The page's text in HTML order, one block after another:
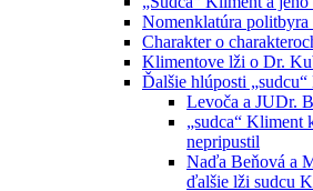
Nomenklatúra
Charakter o
Klimentove lži o Dr.
Ďalšie hlúposti
Levoča a JUDr.
„sudca“ Kliment
nepripustil
Naďa Beňová a
ďalšie lži sudcu